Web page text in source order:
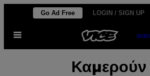
Μετάβαση
περιεχόμενο
Go Ad Free LOGIN / SIGN UP
Ανοίξτε
μενού
Καμερούν